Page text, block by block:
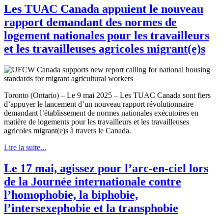
Les TUAC Canada appuient le nouveau
rapport demandant des normes de
logement nationales pour les travailleurs
et les travailleuses agricoles migrant(e)s
Toronto (Ontario) – Le 9 mai 2025 – Les TUAC Canada sont fiers
d’appuyer le lancement d’un nouveau rapport révolutionnaire
demandant l’établissement de normes nationales exécutoires en
matière de logements pour les travailleurs et les travailleuses
agricoles migrant(e)s à travers le Canada.
Lire la suite...
Le 17 mai, agissez pour l’arc-en-ciel lors
de la Journée internationale contre
l’homophobie, la biphobie,
l’intersexephobie et la transphobie